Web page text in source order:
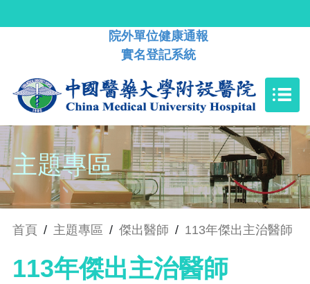
院外單位健康通報
實名登記系統
主題專區
首頁 / 主題專區 / 傑出醫師 / 113年傑出主治醫師
113年傑出主治醫師